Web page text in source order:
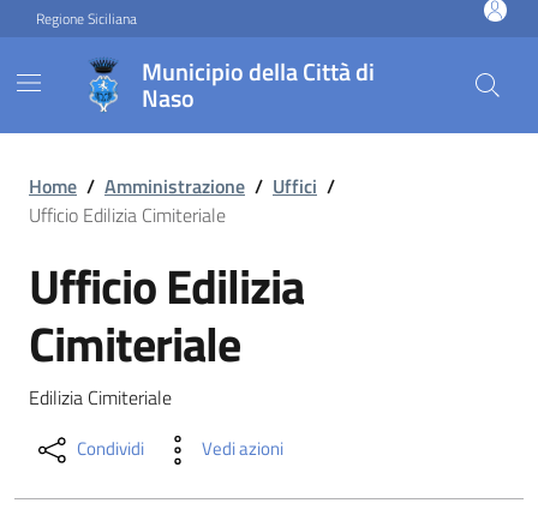
Vai ai contenuti
Vai al footer
Regione Siciliana
Municipio della Città di
Naso
Ufficio Edilizia Cimiteriale
Home / Amministrazione / Uffici /
Ufficio Edilizia Cimiteriale
Ufficio Edilizia
Cimiteriale
Edilizia Cimiteriale
Condividi Vedi azioni